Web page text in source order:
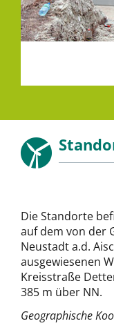
Die Standorte
auf dem von der
Neustadt a.d.
ausgewiesenen
Kreisstraße
385 m über NN.
Geographische